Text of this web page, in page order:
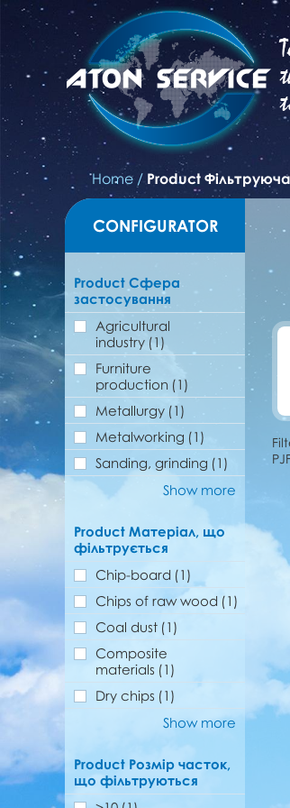
Home / Product
CONFIGURATOR
Product Сфера
застосування
Agricultural
industry (1)
Furniture
production (1)
Metallurgy (1)
Metalworking (1)
Sanding, grinding (1)
Show more
Product Матеріал, що
фільтрується
Chip-board (1)
Chips of raw wood (1)
Coal dust (1)
Composite
materials (1)
Dry chips (1)
Show more
Product Розмір часток,
що фільтруються